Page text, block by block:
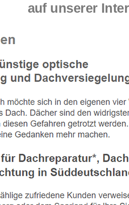
auf unserer